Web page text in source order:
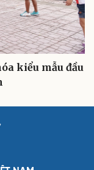
kiểu mẫu đầu